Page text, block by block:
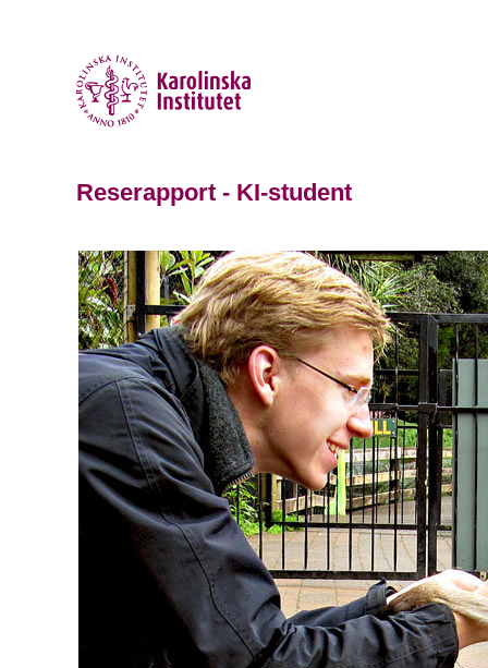
Reserapport - KI-student